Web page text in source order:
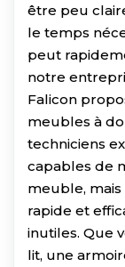
être peu
le temps
peut
notre
Falicon
meubles à
techniciens
capables de
meuble,
rapide et
inutiles. Que
lit, une